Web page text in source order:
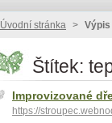
Úvodní stránka > Výpis
Štítek:
Improvizované
https://